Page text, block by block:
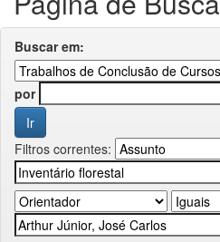
Buscar em:
por
Filtros correntes: